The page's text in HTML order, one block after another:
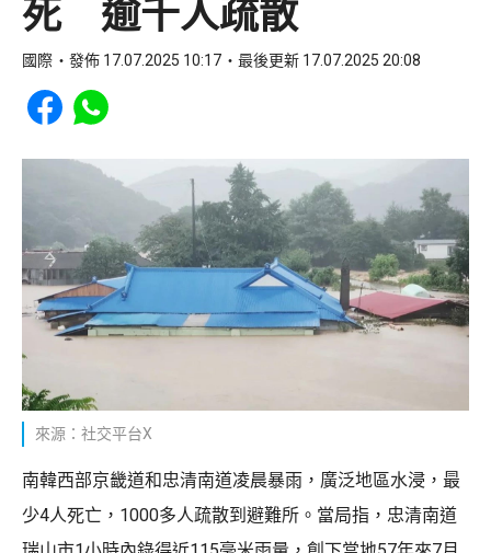
死 逾千人疏散
國際 發佈 17.07.2025 10:17 最後更新 17.07.2025 20:08
Share to Facebook
Share to WhatsApp
來源：社交平台X
南韓西部京畿道和忠清南道凌晨暴雨，廣泛地區水浸，最
少4人死亡，1000多人疏散到避難所。當局指，忠清南道